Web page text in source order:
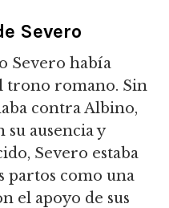
Severo
Severo había
trono romano. Sin
contra Albino,
ausencia y
Severo estaba
partos como una
el apoyo de sus